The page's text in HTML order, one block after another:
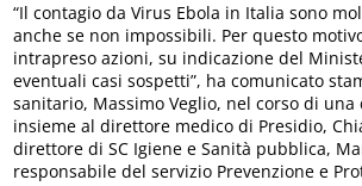
“Il contagio da Virus Ebola in Italia sono
anche se non impossibili. Per questo
intrapreso azioni, su indicazione del
eventuali casi sospetti”, ha comunicato
sanitario, Massimo Veglio, nel corso di una
insieme al direttore medico di Presidio,
direttore di SC Igiene e Sanità pubblica,
responsabile del servizio Prevenzione e